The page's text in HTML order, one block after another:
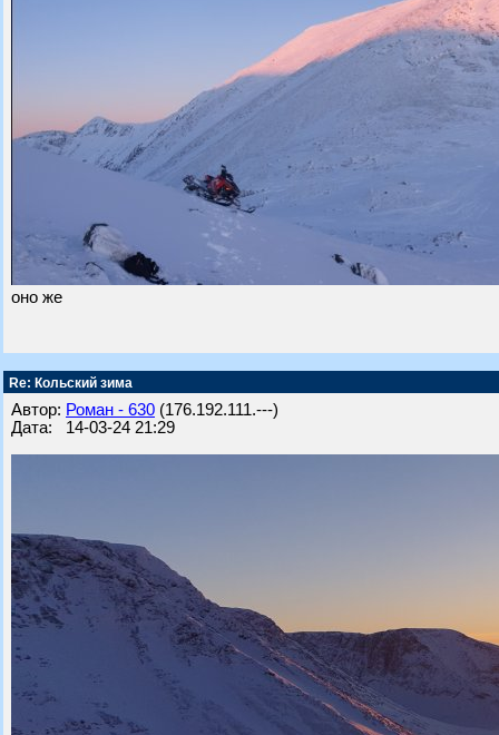
оно же
Re: Кольский зима
Автор: Роман - 630 (176.192.111.---)
Дата: 14-03-24 21:29